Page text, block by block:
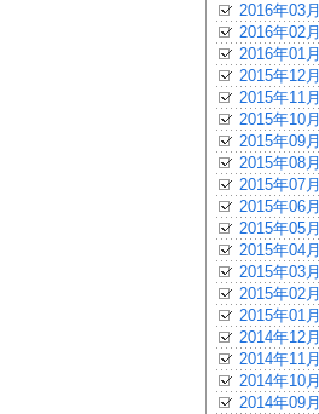
2016年03月
2016年02月
2016年01月
2015年12月
2015年11月
2015年10月
2015年09月
2015年08月
2015年07月
2015年06月
2015年05月
2015年04月
2015年03月
2015年02月
2015年01月
2014年12月
2014年11月
2014年10月
2014年09月